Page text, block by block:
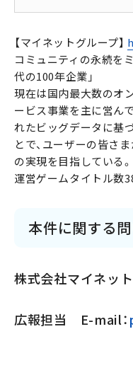
【マイネットグループ】
コミュニティの永続を
代の100年企業」
現在は国内最大数のオ
ービス事業を主に営ん
れたビッグデータに基
とで、ユーザーの皆さ
の実現を目指している。
運営ゲームタイトル数
本件に関する
株式会社マイネット
広報担当 E-mail：